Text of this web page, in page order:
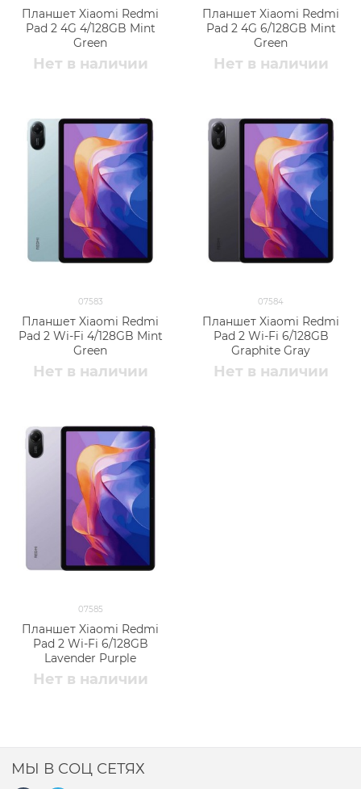
Планшет Xiaomi Redmi
Pad 2 4G 4/128GB Mint
Green
Нет в наличии
Планшет Xiaomi Redmi
Pad 2 4G 6/128GB Mint
Green
Нет в наличии
07583
Планшет Xiaomi Redmi
Pad 2 Wi-Fi 4/128GB Mint
Green
Нет в наличии
07584
Планшет Xiaomi Redmi
Pad 2 Wi-Fi 6/128GB
Graphite Gray
Нет в наличии
07585
Планшет Xiaomi Redmi
Pad 2 Wi-Fi 6/128GB
Lavender Purple
Нет в наличии
МЫ В СОЦ СЕТЯХ